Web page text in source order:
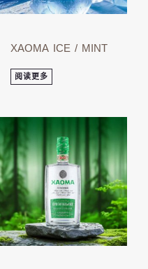
ХАОМА ICE / MINT
阅读更多